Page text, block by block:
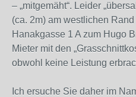
– „mitgemäht“. Leider
(ca. 2m) am westlichen
Hanakgasse 1 A zum Hugo
Mieter mit den
obwohl keine Leistung
Ich ersuche Sie daher im